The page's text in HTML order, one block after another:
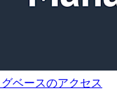
ベースのアクセス